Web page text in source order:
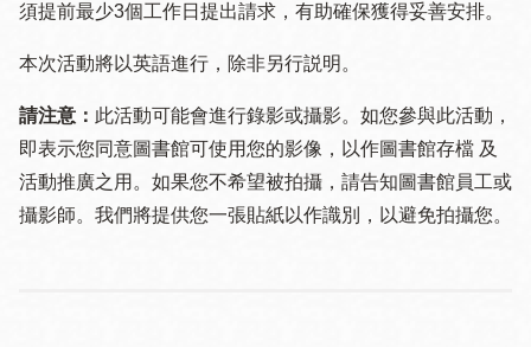
須提 前最少3個工作日提出請求，有助確保獲得妥善安排。
本次活動將以英語進行，除非另行説明。
請注意： 此活動可能會進行錄影或攝影。如您參與此活動，
即表示您同意圖書館可使用您的影像，以作圖書館存檔 及
活動推廣之用。如果您不希望被拍攝，請告知圖書館員工或
攝影師。我們將提供您一張貼紙以作識別，以避免拍攝您。